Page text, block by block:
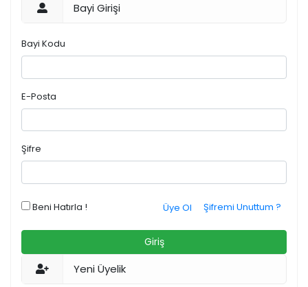
Bayi Girişi
Bayi Kodu
E-Posta
Şifre
Beni Hatırla ! Şifremi Unuttum ?
Üye Ol
Giriş
Yeni Üyelik